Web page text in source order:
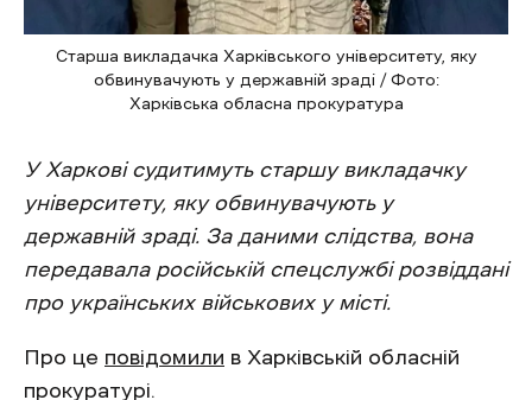
Старша викладачка Харківського університету, яку
обвинувачують у державній зраді / Фото:
Харківська обласна прокуратура
У Харкові судитимуть старшу викладачку
університету, яку обвинувачують у
державній зраді. За даними слідства, вона
передавала російській спецслужбі розвіддані
про українських військових у місті.
Про це повідомили в Харківській обласній
прокуратурі.